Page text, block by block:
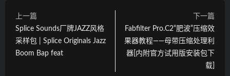
上一篇
Splice Sounds厂牌JAZZ风格
采样包 | Splice Originals Jazz
Boom Bap feat
下一篇
Fabfilter Pro.C2“肥波”压缩效
果器教程——母带压缩处理利
器[内附官方试用版安装包下
载]